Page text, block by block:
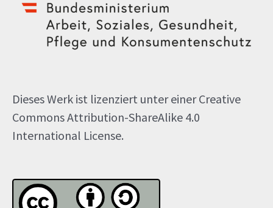
Dieses Werk ist lizenziert unter einer Creative
Commons Attribution-ShareAlike 4.0
International License.